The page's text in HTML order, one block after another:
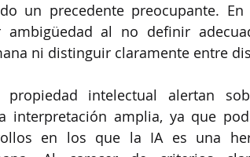
un precedente preocupante.
ambigüedad al no definir
ni distinguir claramente entre
propiedad intelectual alertan
interpretación amplia, ya que
en los que la IA es una